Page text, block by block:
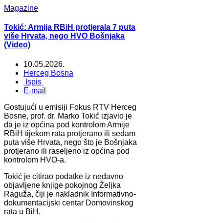
Magazine
Tokić: Armija RBiH protjerala 7 puta
više Hrvata, nego HVO Bošnjaka
(Video)
10.05.2026.
Herceg Bosna
Ispis
E-mail
Gostujući u emisiji Fokus RTV Herceg
Bosne, prof. dr. Marko Tokić izjavio je
da je iz općina pod kontrolom Armije
RBiH tijekom rata protjerano ili sedam
puta više Hrvata, nego što je Bošnjaka
protjerano ili raseljeno iz općina pod
kontrolom HVO-a.
Tokić je citirao podatke iz nedavno
objavljene knjige pokojnog Željka
Raguža, čiji je nakladnik Informativno-
dokumentacijski centar Domovinskog
rata u BiH.